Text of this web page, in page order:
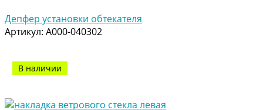
Депфер установки обтекателя
Артикул: A000-040302
В наличии